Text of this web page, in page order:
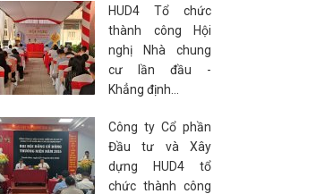
HUD4 Tổ chức
thành công Hội
nghị Nhà chung
cư lần đầu -
Khẳng định...
Công ty Cổ phần
Đầu tư và Xây
dựng HUD4 tổ
chức thành công